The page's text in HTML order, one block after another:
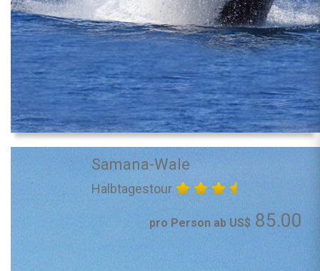
Samana-Wale
Halbtagestour
pro Person ab US$ 85.00